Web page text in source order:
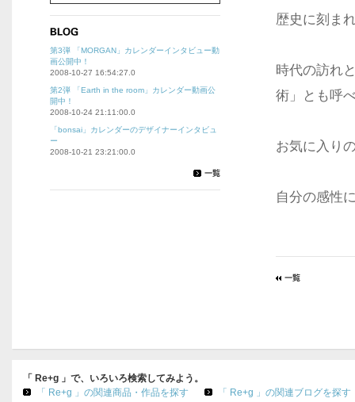
歴史に刻ま
時代の訪れ
術」とも呼
お気に入り
自分の感性
第3弾 「MORGAN」カレンダーインタビュー動
画公開中！
2008-10-27 16:54:27.0
第2弾 「Earth in the room」カレンダー動画公
開中！
2008-10-24 21:11:00.0
「bonsai」カレンダーのデザイナーインタビュ
ー
2008-10-21 23:21:00.0
「 Re+g 」で、いろいろ検索してみよう。
「 Re+g 」の関連商品・作品を探す
「 Re+g 」の関連ブログを探す